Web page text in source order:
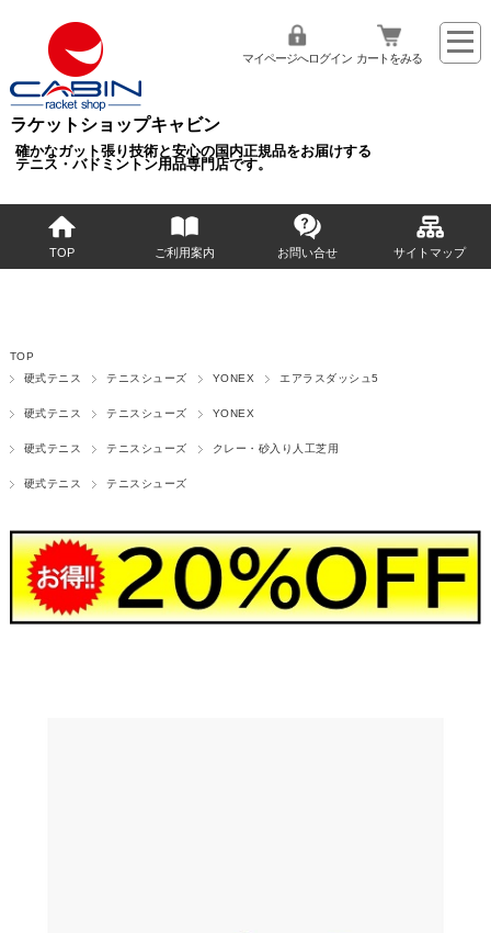
ラケットショップキャビン
確かなガット張り技術と安心の国内正規品をお届けする
テニス・バドミントン用品専門店です。
マイページへログイン カートをみる
TOP ご利用案内 お問い合せ サイトマップ
TOP
硬式テニス
テニスシューズ YONEX エアラスダッシュ5
硬式テニス テニスシューズ YONEX
硬式テニス テニスシューズ クレー・砂入り人工芝用
硬式テニス テニスシューズ